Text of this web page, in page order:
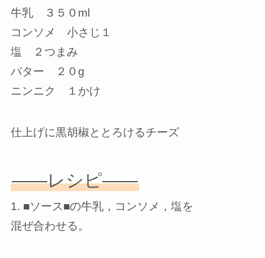
牛乳 ３５０ml
コンソメ 小さじ１
塩 ２つまみ
バター ２０g
ニンニク １かけ
仕上げに黒胡椒ととろけるチーズ
——レシピ——
1. ■ソース■の牛乳，コンソメ，塩を
混ぜ合わせる。